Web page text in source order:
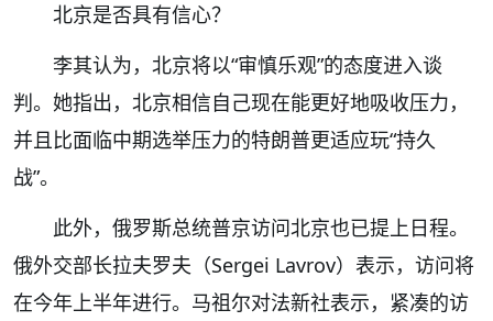
北京是否具有信心？
李其认为，北京将以“审慎乐观”的态度进入谈
判。她指出，北京相信自己现在能更好地吸收压力，
并且比面临中期选举压力的特朗普更适应玩“持久
战”。
此外，俄罗斯总统普京访问北京也已提上日程。
俄外交部长拉夫罗夫（Sergei Lavrov）表示，访问将
在今年上半年进行。马祖尔对法新社表示，紧凑的访